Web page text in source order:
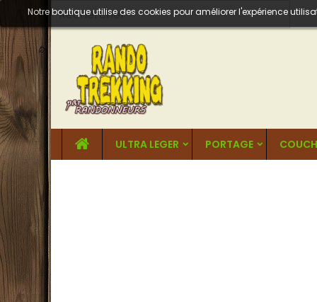
Notre boutique utilise des cookies pour améliorer l'expérience
ULTRA LEGER PORTAGE